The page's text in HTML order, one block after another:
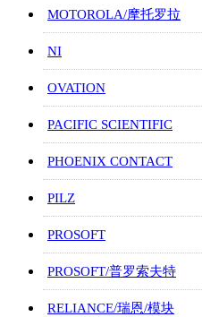
MOTOROLA/摩托罗拉
NI
OVATION
PACIFIC SCIENTIFIC
PHOENIX CONTACT
PILZ
PROSOFT
PROSOFT/普罗索夫特
RELIANCE/瑞恩/模块